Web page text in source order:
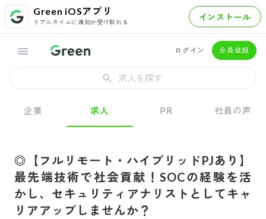
Green iOSアプリ
リアルタイムに通知が受け取れる インストール
ログイン 会員登録
求人を探す
企業 求人 PR 社員の声
◎【フルリモート・ハイブリッドPJあり】
最先端技術で社会貢献！SOCの経験を活
かし、セキュリティアナリストとしてキャ
リアアップしませんか？